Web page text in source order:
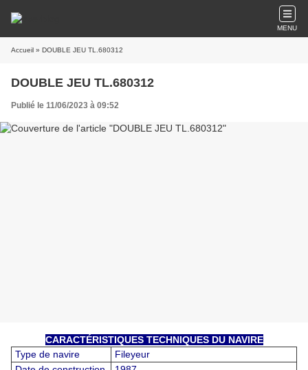
MENU
Accueil » DOUBLE JEU TL.680312
DOUBLE JEU TL.680312
Publié le 11/06/2023 à 09:52
CARACTÉRISTIQUES TECHNIQUES DU NAVIRE
Type de navire
Fileyeur